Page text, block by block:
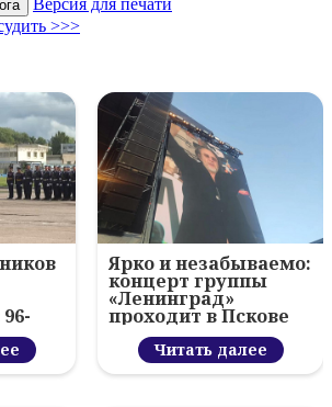
Версия для печати
>>>
Ярко и незабываемо:
концерт группы
«Ленинград»
проходит в Пскове
Читать далее